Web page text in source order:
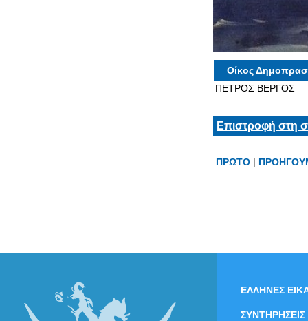
Οίκος
ΠΕΤΡΟΣ ΒΕΡΓΟΣ
Επιστροφή στη
ΠΡΩΤΟ |
ΕΛΛΗΝΕΣ
ΣΥΝΤΗΡΗΣΕΙΣ